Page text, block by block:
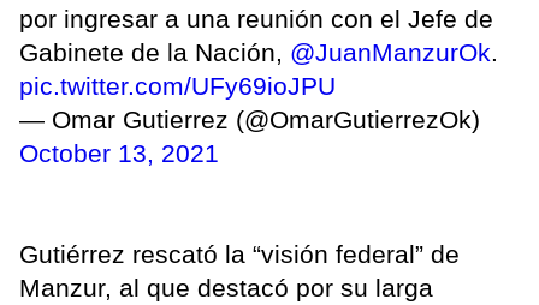
por ingresar a una reunión con el Jefe de
Gabinete de la Nación, @JuanManzurOk.
pic.twitter.com/UFy69ioJPU
— Omar Gutierrez (@OmarGutierrezOk)
October 13, 2021
Gutiérrez rescató la “visión federal” de
Manzur, al que destacó por su larga